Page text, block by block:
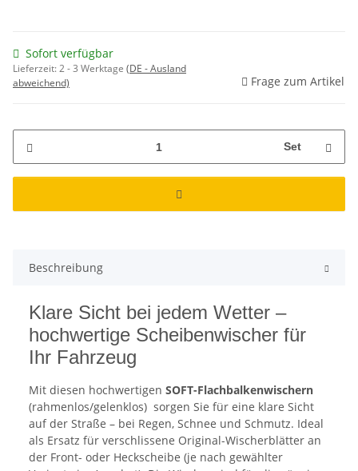
Sofort verfügbar
Lieferzeit:2 - 3 Werktage (DE - Ausland
abweichend)
Frage zum Artikel
Set
Beschreibung
Klare Sicht bei jedem Wetter –
hochwertige Scheibenwischer für
Ihr Fahrzeug
Mit diesen hochwertigen SOFT-Flachbalkenwischern
(rahmenlos/gelenklos) sorgen Sie für eine klare Sicht
auf der Straße – bei Regen, Schnee und Schmutz. Ideal
als Ersatz für verschlissene Original-Wischerblätter an
der Front- oder Heckscheibe (je nach gewählter